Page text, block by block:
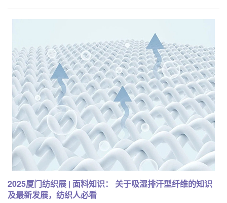
2025厦门纺织展 | 面料知识： 关于吸湿排汗型纤维的知识
及最新发展，纺织人必看